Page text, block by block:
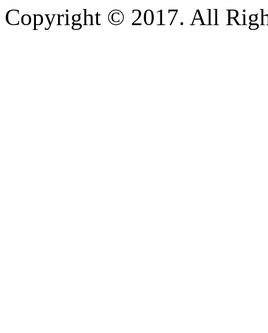
Copyright © 2017. All